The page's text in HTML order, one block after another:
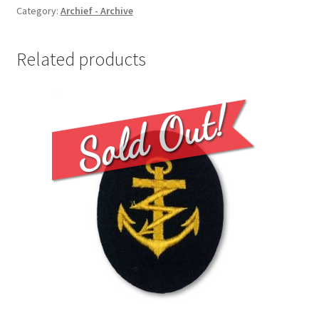
Category: Archief - Archive
Related products